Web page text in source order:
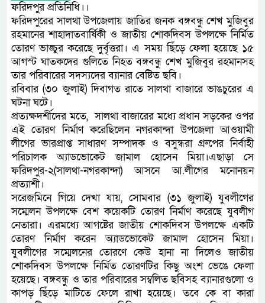
ফরিদপুর প্রতিনিধি।।
ফরিদপুরের সালথা উপজেলায় জাতির জনক বঙ্গবন্ধু শেখ মুজিবুর
রহমানের শাহাদাতবার্ষিকী ও জাতীয় শোকদিবস উপলক্ষে নির্মিত
তোরণ ভাঙ্চুর করেছে দুর্বৃত্তরা। এ সময় ছিঁড়ে ফেলা হয়েছে ১৫
আগস্ট ঘাতকদের গুলিতে নিহত বঙ্গবন্ধু শেখ মুজিবুর রহমানসহ
তার পরিবারের সদস্যদের ব্যানার বেষ্টিত ছবি।
রবিবার (৩০ জুলাই) দিবাগত রাতে সালথা বাজারে ভাঙচুরের এ
ঘটনা ঘটে।
প্রত্যক্ষদর্শীদের মতে, সালথা বাজারের মধ্যে প্রধান সড়কের ওপর
এই তোরণ নির্মাণ করেছিলেন নগরকান্দা উপজেলা আওয়ামী
লীগের ভারপ্রাপ্ত সাধারণ সম্পাদক ও বসুন্ধরা গ্রুপের নির্বাহী
পরিচালক অ্যাডভোকেট জামাল হোসেন মিয়া।এছাড়া সে
ফরিদপুর-২(সালথা-নগরকান্দা) আসনে আ.লীগের মনোনয়ন
প্রত্যাশী।
সরেজমিনে গিয়ে দেখা যায়, সোমবার (৩১ জুলাই) যুবলীগের
সম্মেলন উপলক্ষে বেশ কয়েকটি তোরণ নির্মাণ করেছে যুবলীগ
নেতারা। এরমধ্যে আগষ্টের জাতীয় শোকদিবস উপলক্ষে একটি
তোরণ নির্মাণ করেন অ্যাডভোকেট জামাল হোসেন মিয়া।
যুবলীগের সম্মেলনের তোরণে কেউ হানা না দিলেও জাতীয়
শোকদিবস উপলক্ষে নির্মিত তোরণটির কিছু অংশ ভেঙে ফেলা
হয়েছে। বঙ্গবন্ধু ও তার পরিবারের সম্বলিত ছবিসহ ব্যানারগুলো ও
কাপড় ছিঁড়ে মাটিতে ফেলে রাখা হয়েছে। তবে কে বা কারা